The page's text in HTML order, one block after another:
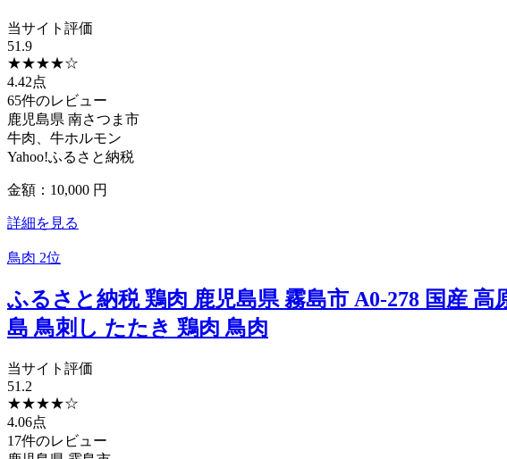
当サイト評価
51.9
★★★★☆
4.42点
65件のレビュー
鹿児島県 南さつま市
牛肉、牛ホルモン
Yahoo!ふるさと納税
金額：10,000 円
詳細を見る
鳥肉 2位
ふるさと納税 鶏肉 鹿児島県 霧島市 A0-278 国産
島 鳥刺し たたき 鶏肉 鳥肉
当サイト評価
51.2
★★★★☆
4.06点
17件のレビュー